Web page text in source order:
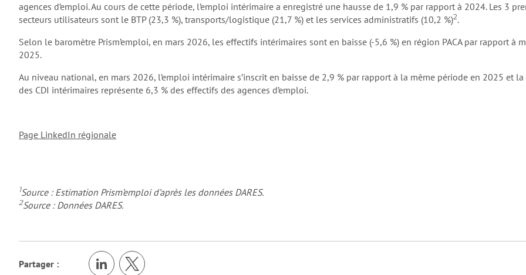
agences d’emploi. Au cours de cette période, l’emploi intérimaire a enregistré une hausse de 1,9 % par rapport à 2024. Les 3
secteurs utilisateurs sont le BTP (23,3 %), transports/logistique (21,7 %) et les services administratifs (10,2 %)2.
Selon le baromètre Prism’emploi, en mars 2026, les effectifs intérimaires sont en baisse (-5,6 %) en région PACA par rapport à
2025.
Au niveau national, en mars 2026, l’emploi intérimaire s’inscrit en baisse de 2,9 % par rapport à la même période en 2025 et
des CDI intérimaires représente 6,3 % des effectifs des agences d’emploi.
Page LinkedIn régionale
1Source : Estimation Prism’emploi d’après les données DARES.
2Source : Données DARES.
Partager :